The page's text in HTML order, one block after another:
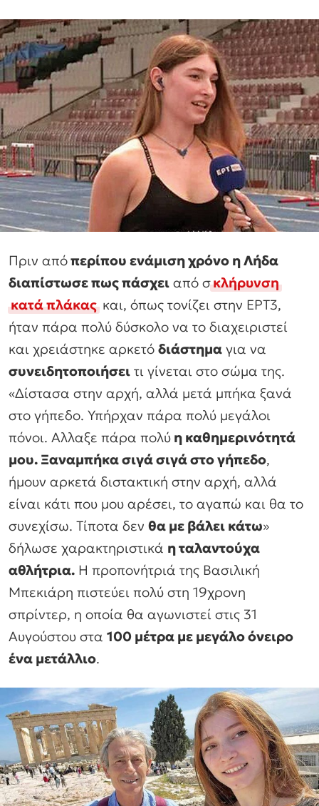
Πριν απόπερίπου ενάμιση χρόνο η Λήδα
διαπίστωσε πως πάσχει από σκλήρυνση
κατά πλάκαςκαι, όπως τονίζει στην ΕΡΤ3,
ήταν πάρα πολύ δύσκολο να το διαχειριστεί
και χρειάστηκε αρκετό διάστημα για να
συνειδητοποιήσει τι γίνεται στο σώμα της.
«Δίστασα στην αρχή, αλλά μετά μπήκα ξανά
στο γήπεδο. Υπήρχαν πάρα πολύ μεγάλοι
πόνοι. Αλλαξε πάρα πολύ η καθημερινότητά
μου. Ξαναμπήκα σιγά σιγά στο γήπεδο,
ήμουν αρκετά διστακτική στην αρχή, αλλά
είναι κάτι που μου αρέσει, το αγαπώ και θα το
συνεχίσω. Τίποτα δεν θα με βάλει κάτω»
δήλωσε χαρακτηριστικά η ταλαντούχα
αθλήτρια. Η προπονήτριά της Βασιλική
Μπεκιάρη πιστεύει πολύ στη 19χρονη
σπρίντερ, η οποία θα αγωνιστεί στις 31
Αυγούστου στα 100 μέτρα με μεγάλο όνειρο
ένα μετάλλιο.